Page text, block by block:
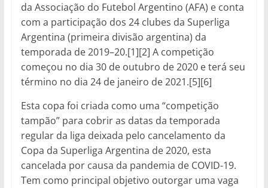
da Associação do Futebol Argentino (AFA) e conta
com a participação dos 24 clubes da Superliga
Argentina (primeira divisão argentina) da
temporada de 2019–20.[1][2] A competição
começou no dia 30 de outubro de 2020 e terá seu
término no dia 24 de janeiro de 2021.[5][6]
Esta copa foi criada como uma “competição
tampão” para cobrir as datas da temporada
regular da liga deixada pelo cancelamento da
Copa da Superliga Argentina de 2020, esta
cancelada por causa da pandemia de COVID-19.
Tem como principal objetivo outorgar uma vaga